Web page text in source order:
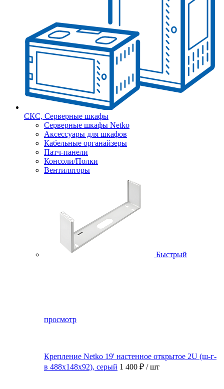
СКС, Серверные шкафы
Серверные шкафы Netko
Аксессуары для шкафов
Кабельные органайзеры
Патч-панели
Консоли/Полки
Вентиляторы
Быстрый
просмотр
Крепление Netko 19' настенное открытое 2U (ш-г-
в 488х148х92), серый 1 400 ₽ / шт